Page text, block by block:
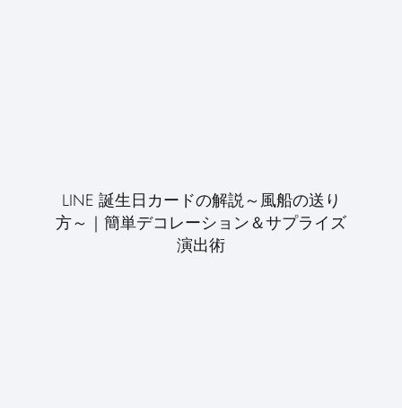
LINE 誕生日カードの解説～風船の送り
方～｜簡単デコレーション＆サプライズ
演出術